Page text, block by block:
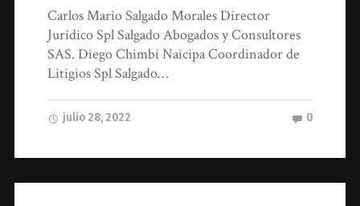
Carlos Mario Salgado Morales Director
Jurídico Spl Salgado Abogados y Consultores
SAS. Diego Chimbi Naicipa Coordinador de
Litigios Spl Salgado…
julio 28, 2022 0